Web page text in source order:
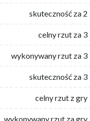
skuteczność za 2
celny rzut za 3
wykonywany rzut za 3
skuteczność za 3
celny rzut z gry
wykonywany rzut za gry
skuteczność za 2
celny rzut za 3
wykonywany rzut za 3
skuteczność za 3
celny rzut z gry
wykonywany rzut za gry